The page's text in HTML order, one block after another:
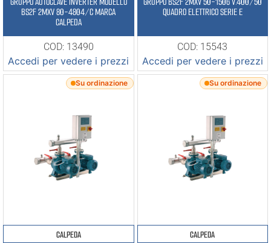
BS2F 2MXV 80-4804/C MARCA
CALPEDA
COD: 13490
Accedi per vedere i prezzi
QUADRO ELETTRICO SERIE E
COD: 15543
Accedi per vedere i prezzi
Su ordinazione
CALPEDA
Su ordinazione
CALPEDA